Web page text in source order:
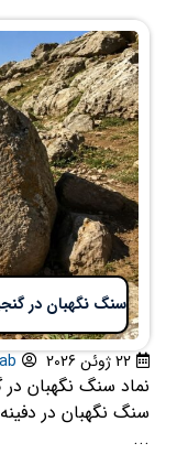
سنگ نگهبان در
22 ژوئن 2026
نماد سنگ نگهبان
سنگ نگهبان در
...